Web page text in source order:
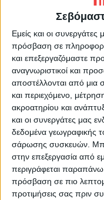
Εμείς και οι
πρόσβαση σε
και επεξεργαζόμαστε
αναγνωριστικοί και
αποστέλλονται από μια
και περιεχόμενο,
ακροατηρίου και
και οι συνεργάτες μας
δεδομένα γεωγραφικής
σάρωσης συσκευών.
στην επεξεργασία από
περιγράφεται
πρόσβαση σε πιο
προτιμήσεις σας πριν